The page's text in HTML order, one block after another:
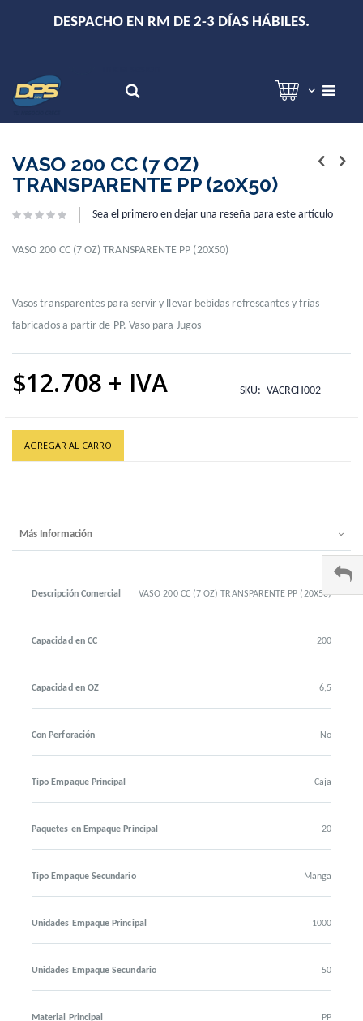
DESPACHO EN RM DE 2-3 DÍAS HÁBILES.
to
the
the
gallery
to
the
beginning
the
gallery
VASO 200 CC (7 OZ)
TRANSPARENTE PP (20X50)
Sea el primero en dejar una reseña para este artículo
VASO 200 CC (7 OZ) TRANSPARENTE PP (20X50)
Vasos transparentes para servir y llevar bebidas refrescantes y frías
fabricados a partir de PP. Vaso para Jugos
$12.708 SKU VACRCH002
AGREGAR AL CARRO
Más Información
Descripción Comercial VASO 200 CC (7 OZ) TRANSPARENTE PP (20X50)
Capacidad en CC 200
Capacidad en OZ 6,5
Con Perforación No
Tipo Empaque Principal Caja
Paquetes en Empaque Principal 20
Tipo Empaque Secundario Manga
Unidades Empaque Principal 1000
Unidades Empaque Secundario 50
Material Principal PP